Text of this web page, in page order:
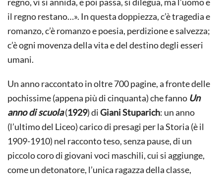
il regno restano…». In questa doppiezza, c’è tragedia e
romanzo, c’è romanzo e poesia, perdizione e salvezza;
c’è ogni movenza della vita e del destino degli esseri
umani.
Un anno raccontato in oltre 700 pagine, a fronte delle
pochissime (appena più di cinquanta) che fanno Un
anno di scuola(1929) diGiani Stuparich: un anno
(l’ultimo del Liceo) carico di presagi per la Storia (è il
1909-1910) nel racconto teso, senza pause, di un
piccolo coro di giovani voci maschili, cui si aggiunge,
come un detonatore, l’unica ragazza della classe,